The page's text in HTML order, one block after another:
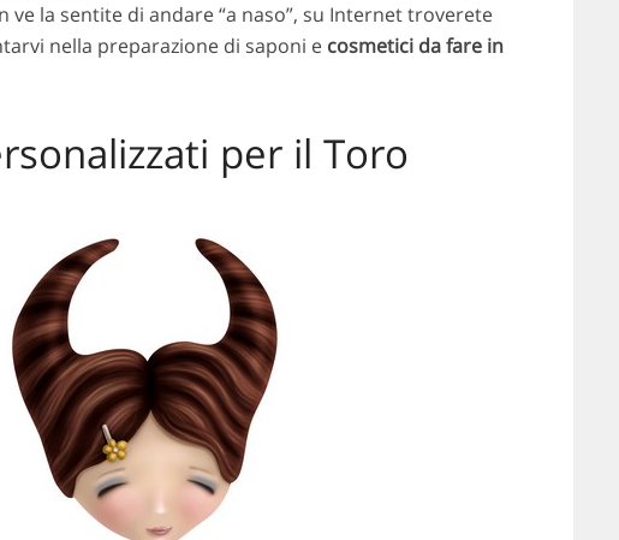
ve la sentite di andare “a naso”, su Internet troverete
nella preparazione di saponi e cosmetici da fare in
per il Toro